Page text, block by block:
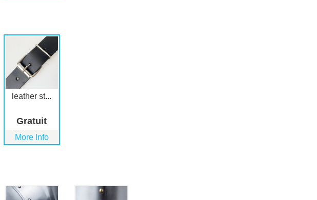
leather st...
Gratuit
More Info